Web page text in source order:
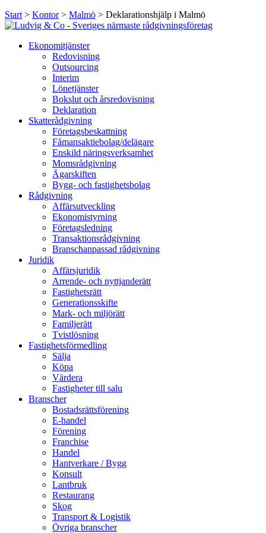
Start > Kontor> Malmö > Deklarationshjälp i Malmö
Ekonomitjänster
Redovisning
Outsourcing
Interim
Lönetjänster
Bokslut och årsredovisning
Deklaration
Skatterådgivning
Företagsbeskattning
Fåmansaktiebolag/delägare
Enskild näringsverksamhet
Momsrådgivning
Ägarskiften
Bygg- och fastighetsbolag
Rådgivning
Affärsutveckling
Ekonomistyrning
Företagsledning
Transaktionsrådgivning
Branschanpassad rådgivning
Juridik
Affärsjuridik
Arrende- och nyttjanderätt
Fastighetsrätt
Generationsskifte
Mark- och miljörätt
Familjerätt
Tvistlösning
Fastighetsförmedling
Sälja
Köpa
Värdera
Fastigheter till salu
Branscher
Bostadsrättsförening
E-handel
Förening
Franchise
Handel
Hantverkare / Bygg
Konsult
Lantbruk
Restaurang
Skog
Transport & Logistik
Övriga branscher